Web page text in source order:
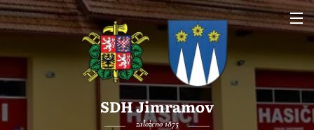
SDH Jimramov
založeno 1875